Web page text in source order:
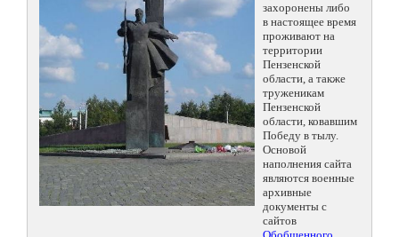
захоронены либо
в настоящее время
проживают на
территории
Пензенской
области, а также
труженикам
Пензенской
области, ковавшим
Победу в тылу.
Основой
наполнения сайта
являются военные
архивные
документы с
сайтов